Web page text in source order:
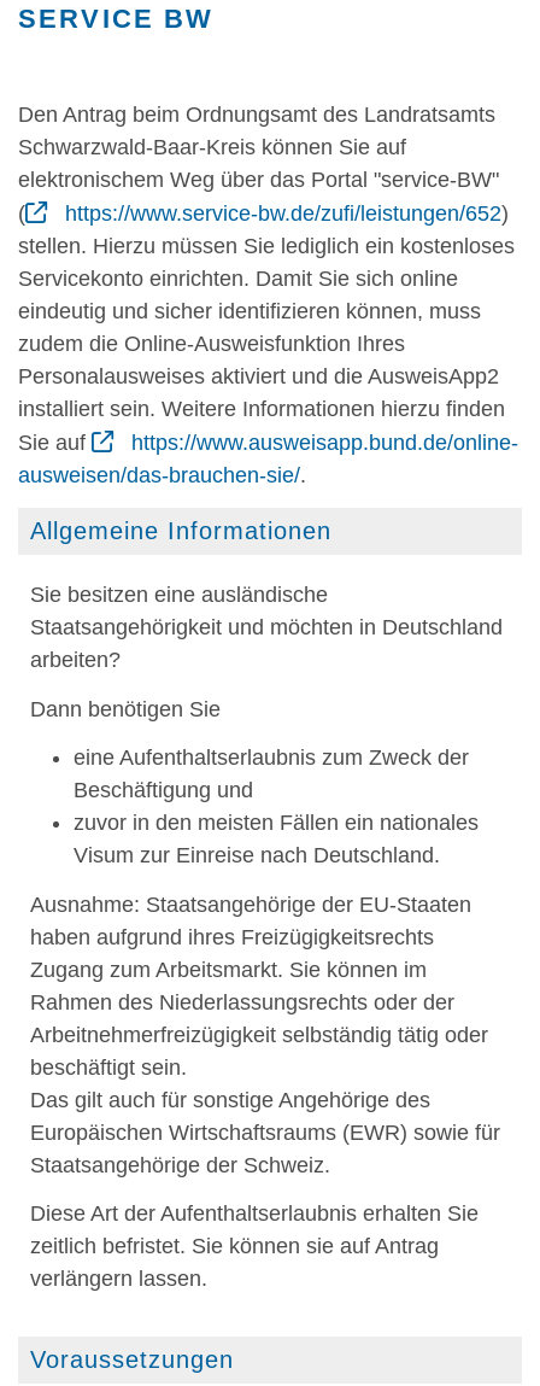
SERVICE BW
Den Antrag beim Ordnungsamt des Landratsamts
Schwarzwald-Baar-Kreis können Sie auf
elektronischem Weg über das Portal "service-BW"
(
https://www.service-bw.de/zufi/leistungen/652)
stellen. Hierzu müssen Sie lediglich ein kostenloses
Servicekonto einrichten. Damit Sie sich online
eindeutig und sicher identifizieren können, muss
zudem die Online-Ausweisfunktion Ihres
Personalausweises aktiviert und die AusweisApp2
installiert sein. Weitere Informationen hierzu finden
Sie auf
https://www.ausweisapp.bund.de/online-
ausweisen/das-brauchen-sie/.
Allgemeine Informationen
Sie besitzen eine ausländische
Staatsangehörigkeit und möchten in Deutschland
arbeiten?
Dann benötigen Sie
eine Aufenthaltserlaubnis zum Zweck der
Beschäftigung und
zuvor in den meisten Fällen ein nationales
Visum zur Einreise nach Deutschland.
Ausnahme: Staatsangehörige der EU-Staaten
haben aufgrund ihres Freizügigkeitsrechts
Zugang zum Arbeitsmarkt. Sie können im
Rahmen des Niederlassungsrechts oder der
Arbeitnehmerfreizügigkeit selbständig tätig oder
beschäftigt sein.
Das gilt auch für sonstige Angehörige des
Europäischen Wirtschaftsraums (EWR) sowie für
Staatsangehörige der Schweiz.
Diese Art der Aufenthaltserlaubnis erhalten Sie
zeitlich befristet. Sie können sie auf Antrag
verlängern lassen.
Voraussetzungen